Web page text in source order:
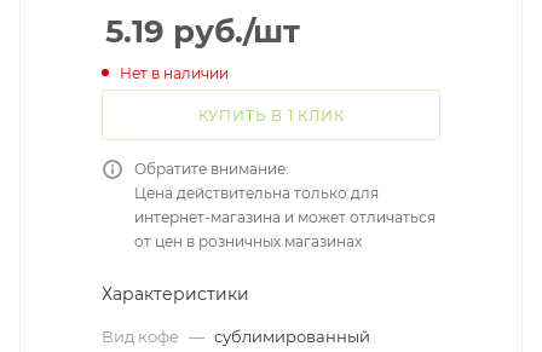
5.19 руб./шт
Нет в наличии
КУПИТЬ В 1 КЛИК
Обратите внимание:
Цена действительна только для
интернет-магазина и может отличаться
от цен в розничных магазинах
Характеристики
Вид кофе — сублимированный